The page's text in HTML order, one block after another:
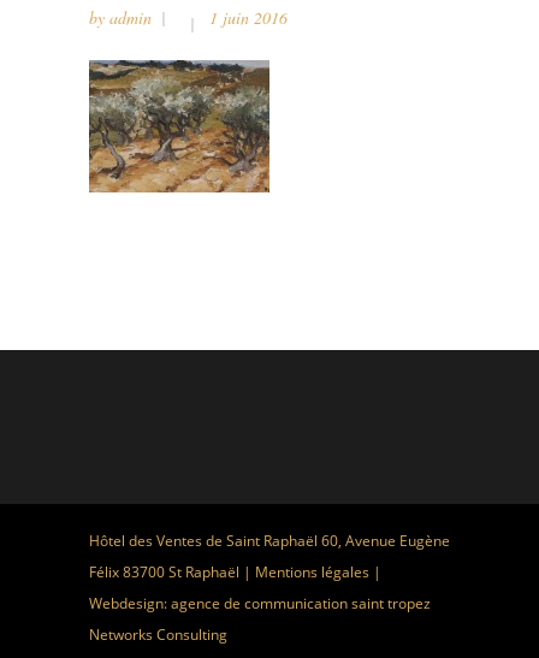
by admin 1 juin 2016
Hôtel des Ventes de Saint Raphaël 60, Avenue Eugène
Félix 83700 St Raphaël | Mentions légales |
Webdesign:agence de communication saint tropez
Networks Consulting